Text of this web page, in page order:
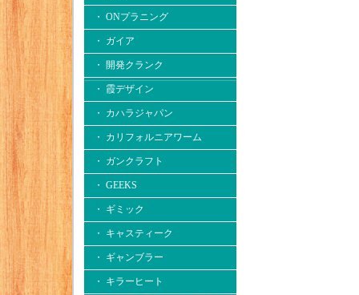
・ ONプラニング
・ ガイア
・ 開発クランク
・ 霞デザイン
・ カハラジャパン
・ カリフォルニアワーム
・ ガンクラフト
・ GEEKS
・ ギミック
・ キャスティーク
・ ギャンブラー
・ キラーヒート